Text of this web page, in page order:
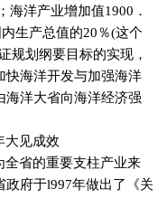
海洋产业增加值1900 ．
生产总值的20 ％(这个
规划纲要目标的实现，
快海洋开发与加强海洋
海洋大省向海洋经济强
大见成效
全省的重要支柱产业来
政府于l997年做出了《关